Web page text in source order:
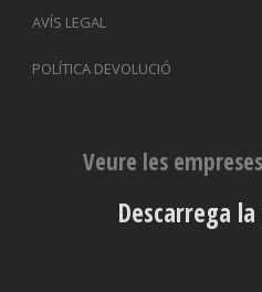
AVÍS LEGAL
POLÍTICA DEVOLUCIÓ
Veure les
Descarrega